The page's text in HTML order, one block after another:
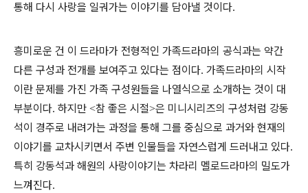
통해 다시 사랑을 일궈가는 이야기를 담아낼 것이다.
흥미로운 건 이 드라마가 전형적인 가족드라마의 공식과는 약간
다른 구성과 전개를 보여주고 있다는 점이다. 가족드라마의 시작
이란 문제를 가진 가족 구성원들을 나열식으로 소개하는 것이 대
부분이다. 하지만 <참 좋은 시절>은 미니시리즈의 구성처럼 강동
석이 경주로 내려가는 과정을 통해 그를 중심으로 과거와 현재의
이야기를 교차시키면서 주변 인물들을 자연스럽게 드러내고 있다.
특히 강동석과 해원의 사랑이야기는 차라리 멜로드라마의 밀도가
느껴진다.